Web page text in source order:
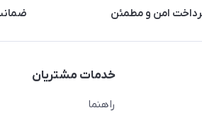
امن و مطمئن
خدمات مشتریان
راهنما